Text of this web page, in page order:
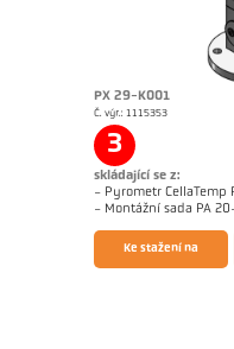
PX 29-K001
Č. výr.: 1115353
3
skládající se z:
- Pyrometr CellaTemp
- Montážní sada PA
Brožura CellaTemp PX
Ke stažení na